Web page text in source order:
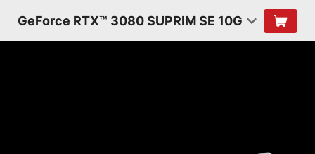
GeForce RTX™ 3080 SUPRIM SE 10G